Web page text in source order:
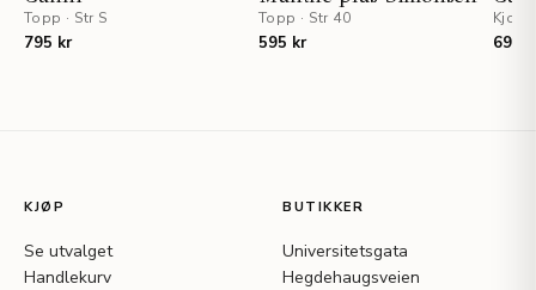
Topp · Str S
795 kr
Topp · Str 40
595 kr
Kjole
695
KJØP
Se utvalget
Handlekurv
BUTIKKER
Universitetsgata
Hegdehaugsveien